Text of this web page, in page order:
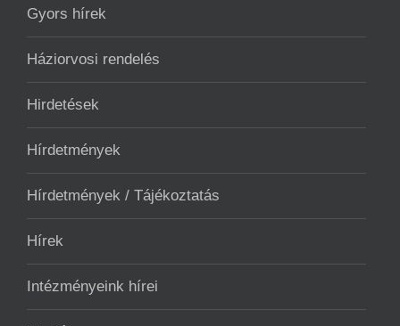
Gyors hírek
Háziorvosi rendelés
Hirdetések
Hírdetmények
Hírdetmények / Tájékoztatás
Hírek
Intézményeink hírei